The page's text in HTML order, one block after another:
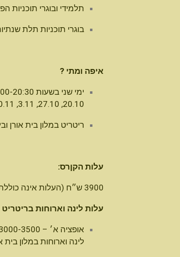
תלמידי ובוגרי תוכניות
בוגרי תוכניות תלת
איפה ומתי ?
ימי שני בשעות 17:00-20:30
20.10, 27.10, 3.11, 10.11, 24.11, 1.12).
ריטריט במלון בית אורן וביער: 18-
עלות הקןרס:
3900 ש״ח (העלות אינה
עלות לינה וארוחות בריטריט
אופציה א׳ – 3000-3500 ש״ח
לינה וארוחות במלון